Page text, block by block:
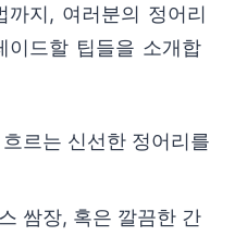
까지, 여러분의 정어리
이드할 팁들을 소개합
르는 신선한 정어리를
쌈장, 혹은 깔끔한 간